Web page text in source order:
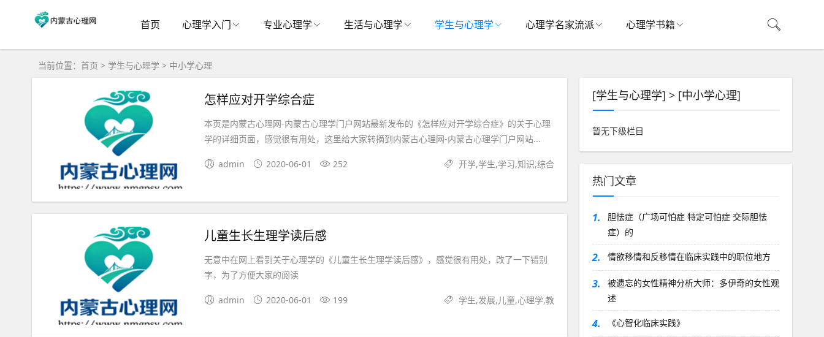
首页 心理学入门 专业心理学 生活与心理学 学生与心理学 心理学名家流派 心理学书籍
当前位置： 首页 > 学生与心理学 > 中小学心理
怎样应对开学综合症
本页是内蒙古心理网-内蒙古心理学门户网站最新发布的《怎样应对开学综合症》的关于心理
学的详细页面，感觉很有用处，这里给大家转摘到内蒙古心理网-内蒙古心理学门户网站...
admin 2020-06-01 252 开学,学生,学习,知识,综合
儿童生长生理学读后感
无意中在网上看到关于心理学的《儿童生长生理学读后感》，感觉很有用处，改了一下错别
字，为了方便大家的阅读
admin 2020-06-01 199 学生,发展,儿童,心理学,教
[学生与心理学] > [中小学心理]
暂无下级栏目
热门文章
1.
胆怯症（广场可怕症 特定可怕症 交际胆怯
症）的
2. 情欲移情和反移情在临床实践中的职位地方
3.
被遗忘的女性精神分析大师：多伊奇的女性观
述
4. 《心智化临床实践》